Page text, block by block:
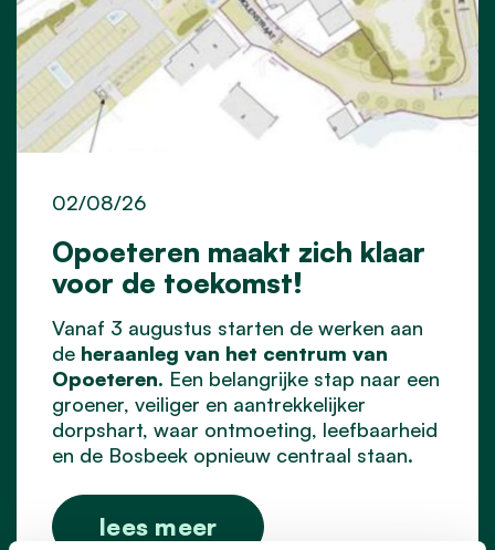
Opoeteren maakt zich klaar
voor de toekomst!
02/08/26
Vanaf 3 augustus starten de werken aan
de heraanleg van het centrum van
Opoeteren. Een belangrijke stap naar een
groener, veiliger en aantrekkelijker
dorpshart, waar ontmoeting, leefbaarheid
en de Bosbeek opnieuw centraal staan.
lees meer